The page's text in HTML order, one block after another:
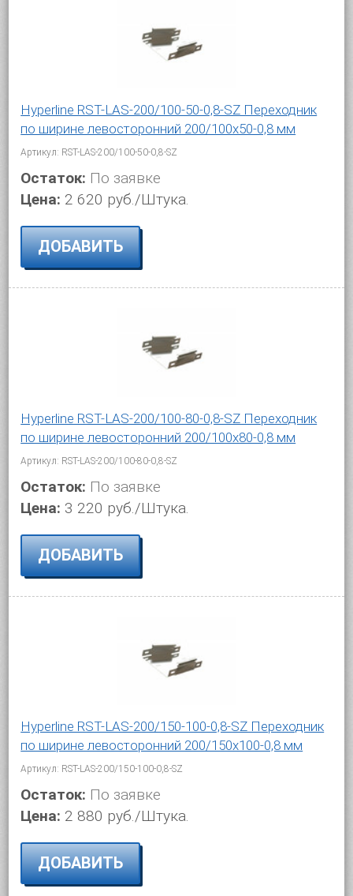
Hyperline RST-LAS-200/100-50-0,8-SZ Переходник
по ширине левосторонний 200/100x50-0,8 мм
Артикул: RST-LAS-200/100-50-0,8-SZ
Остаток: По заявке
Цена: 2 620 руб./Штука.
ДОБАВИТЬ
Hyperline RST-LAS-200/100-80-0,8-SZ Переходник
по ширине левосторонний 200/100x80-0,8 мм
Артикул: RST-LAS-200/100-80-0,8-SZ
Остаток: По заявке
Цена: 3 220 руб./Штука.
ДОБАВИТЬ
Hyperline RST-LAS-200/150-100-0,8-SZ Переходник
по ширине левосторонний 200/150x100-0,8 мм
Артикул: RST-LAS-200/150-100-0,8-SZ
Остаток: По заявке
Цена: 2 880 руб./Штука.
ДОБАВИТЬ